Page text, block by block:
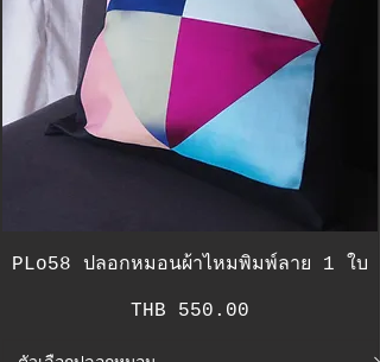
PLo58 ปลอกหมอนผ้าไหมพิมพ์ลาย 1 ใบ
Price
THB 550.00